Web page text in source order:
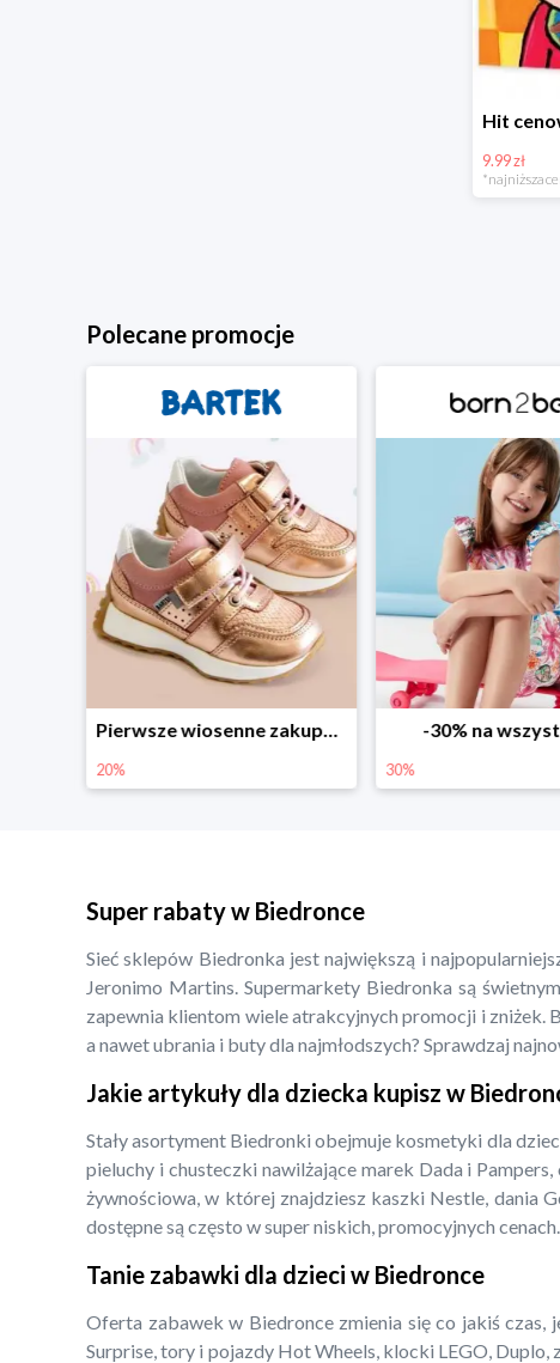
9.99 zł
*najniższa
Polecane promocje
Pierwsze wiosenne zakupy -20%
20%
-30% na
30%
Super rabaty w Biedronce
Sieć sklepów Biedronka jest największą i
Jeronimo Martins. Supermarkety Biedronka są
zapewnia klientom wiele atrakcyjnych promocji i zniżek.
a nawet ubrania i buty dla najmłodszych? Sprawdzaj
Jakie artykuły dla dziecka kupisz w
Stały asortyment Biedronki obejmuje kosmetyki dla
pieluchy i chusteczki nawilżające marek Dada i
żywnościowa, w której znajdziesz kaszki Nestle, dania
dostępne są często w super niskich, promocyjnych cenach.
Tanie zabawki dla dzieci w Biedronce
Oferta zabawek w Biedronce zmienia się co jakiś czas,
Surprise, tory i pojazdy Hot Wheels, klocki LEGO,